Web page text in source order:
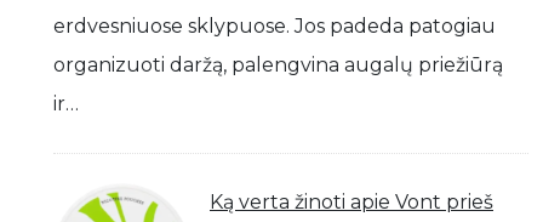
erdvesniuose sklypuose. Jos padeda patogiau
organizuoti daržą, palengvina augalų priežiūrą
ir…
Ką verta žinoti apie Vont prieš